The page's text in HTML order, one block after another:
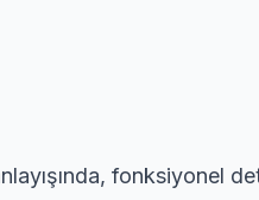
fonksiyonel